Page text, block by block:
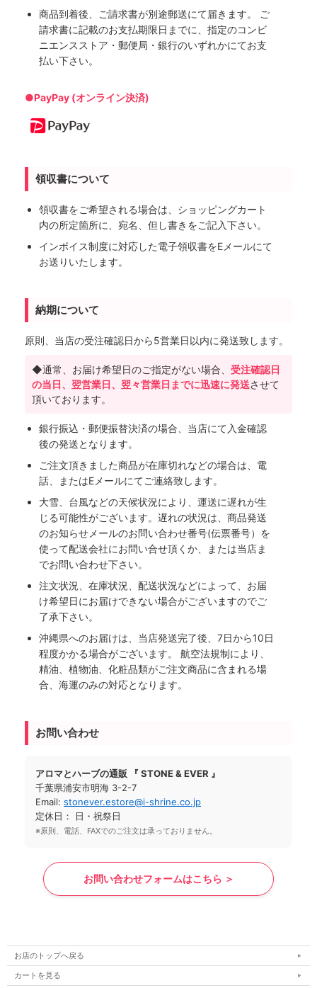
商品到着後、ご請求書が別途郵送にて届きます。 ご
請求書に記載のお支払期限日までに、指定のコンビ
ニエンスストア・郵便局・銀行のいずれかにてお支
払い下さい。
●PayPay (オンライン決済)
領収書について
領収書をご希望される場合は、ショッピングカート
内の所定箇所に、宛名、但し書きをご記入下さい。
インボイス制度に対応した電子領収書をEメールにて
お送りいたします。
納期について
原則、当店の受注確認日から5営業日以内に発送致します。
◆通常、お届け希望日のご指定がない場合、 受注確認日
の当日、翌営業日、翌々営業日までに迅速に発送させて
頂いております。
銀行振込・郵便振替決済の場合、当店にて入金確認
後の発送となります。
ご注文頂きました商品が在庫切れなどの場合は、電
話、またはEメールにてご連絡致します。
大雪、台風などの天候状況により、運送に遅れが生
じる可能性がございます。遅れの状況は、商品発送
のお知らせメールのお問い合わせ番号(伝票番号）を
使って配送会社にお問い合せ頂くか、または当店ま
でお問い合わせ下さい。
注文状況、在庫状況、配送状況などによって、お届
け希望日にお届けできない場合がございますのでご
了承下さい。
沖縄県へのお届けは、当店発送完了後、7日から10日
程度かかる場合がございます。 航空法規制により、
精油、植物油、化粧品類がご注文商品に含まれる場
合、海運のみの対応となります。
お問い合わせ
アロマとハーブの通販 『 STONE & EVER 』
千葉県浦安市明海 3-2-7
Email: stonever.estore@i-shrine.co.jp
定休日： 日・祝祭日
※原則、電話、FAXでのご注文は承っておりません。
お問い合わせフォームはこちら ＞
お店のトップへ戻る
カートを見る